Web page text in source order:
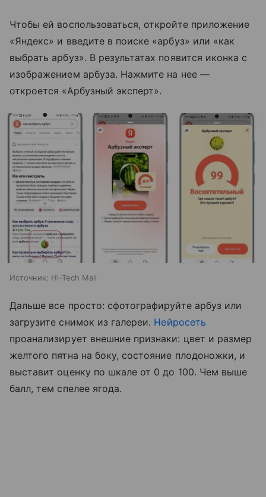
Чтобы ей воспользоваться, откройте приложение
«Яндекс» и введите в поиске «арбуз» или «как
выбрать арбуз». В результатах появится иконка с
изображением арбуза. Нажмите на нее —
откроется «Арбузный эксперт».
Источник: Hi-Tech Mail
Дальше все просто: сфотографируйте арбуз или
загрузите снимок из галереи. Нейросеть
проанализирует внешние признаки: цвет и размер
желтого пятна на боку, состояние плодоножки, и
выставит оценку по шкале от 0 до 100. Чем выше
балл, тем спелее ягода.